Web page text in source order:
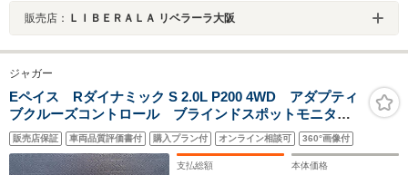
販売店： ＬＩＢＥＲＡＬＡ リベラーラ大阪
ジャガー
Eペイス Rダイナミック S 2.0L P200 4WD アダプティ
ブクルーズコントロール ブラインドスポットモニタ
ー ヘッドアップディスプレイ 純正ナビ
AppleCarPlay テレビ 360° レザーシート シートヒ
ーター パワーシート 純正20AW
販売店保証 車両品質評価書付 購入プラン付 オンライン相談可 360°画像付
支払総額 本体価格